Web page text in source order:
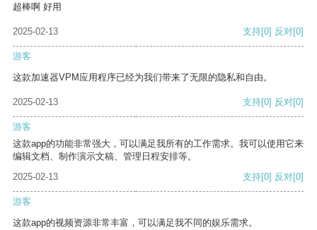
超棒啊 好用
2025-02-13 支持[0] 反对[0]
游客
这款加速器VPM应用程序已经为我们带来了无限的隐私和自由。
2025-02-13 支持[0] 反对[0]
游客
这款app的功能非常强大，可以满足我所有的工作需求。我可以使用它来
编辑文档、制作演示文稿、管理日程安排等。
2025-02-13
支持[0] 反对[0]
游客
这款app的视频资源非常丰富，可以满足我不同的娱乐需求。